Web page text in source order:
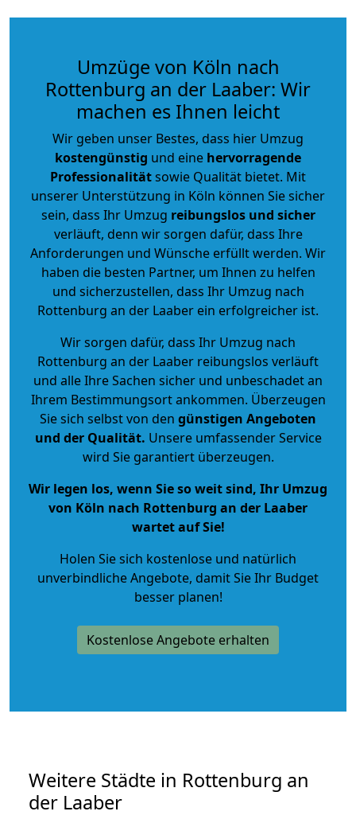
Umzüge von Köln nach
Rottenburg an der Laaber: Wir
machen es Ihnen leicht
Wir geben unser Bestes, dass hier Umzug
kostengünstig und eine hervorragende
Professionalitätsowie Qualität bietet. Mit
unserer Unterstützung in Köln können Sie sicher
sein, dass Ihr Umzug reibungslos und sicher
verläuft, denn wir sorgen dafür, dass Ihre
Anforderungen und Wünsche erfüllt werden. Wir
haben die besten Partner, um Ihnen zu helfen
und sicherzustellen, dass Ihr Umzug nach
Rottenburg an der Laaber ein erfolgreicher ist.
Wir sorgen dafür, dass Ihr Umzug nach
Rottenburg an der Laaber reibungslos verläuft
und alle Ihre Sachen sicher und unbeschadet an
Ihrem Bestimmungsort ankommen. Überzeugen
Sie sich selbst von den günstigen Angeboten
und der Qualität. Unsere umfassender Service
wird Sie garantiert überzeugen.
Wir legen los, wenn Sie so weit sind, Ihr Umzug
von Köln nach Rottenburg an der Laaber
wartet auf Sie!
Holen Sie sich kostenlose und natürlich
unverbindliche Angebote, damit Sie Ihr Budget
besser planen!
Kostenlose Angebote erhalten
Weitere Städte in Rottenburg an
der Laaber